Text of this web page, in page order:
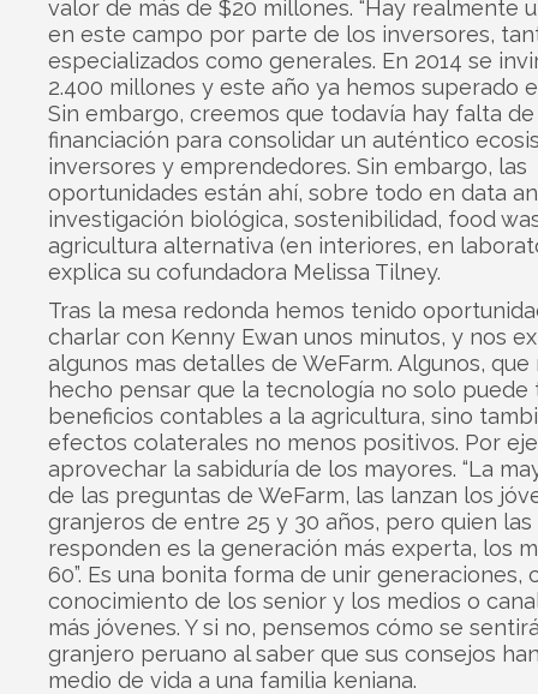
valor de más de $20 millones. “Hay realmente
en este campo por parte de los inversores,
especializados como generales. En 2014 se
2.400 millones y este año ya hemos superado
Sin embargo, creemos que todavía hay falta de
financiación para consolidar un auténtico
inversores y emprendedores. Sin embargo, las
oportunidades están ahí, sobre todo en data
investigación biológica, sostenibilidad, food
agricultura alternativa (en interiores, en
explica su cofundadora Melissa Tilney.
Tras la mesa redonda hemos tenido
charlar con Kenny Ewan unos minutos, y nos
algunos mas detalles de WeFarm. Algunos, que
hecho pensar que la tecnología no solo puede
beneficios contables a la agricultura, sino
efectos colaterales no menos positivos. Por
aprovechar la sabiduría de los mayores. “La
de las preguntas de WeFarm, las lanzan los
granjeros de entre 25 y 30 años, pero quien las
responden es la generación más experta, los
60”. Es una bonita forma de unir generaciones,
conocimiento de los senior y los medios o
más jóvenes. Y si no, pensemos cómo se
granjero peruano al saber que sus consejos
medio de vida a una familia keniana.